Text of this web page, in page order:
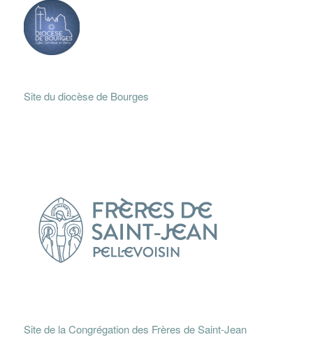
Site du diocèse de Bourges
Site de la Congrégation des Frères de Saint-Jean